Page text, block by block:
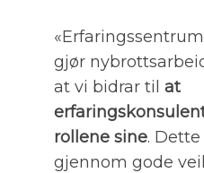
gjør
at vi bidrar til at
rollene sine.
gjennom gode